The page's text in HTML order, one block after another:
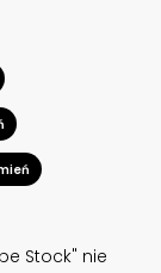
Stock" nie